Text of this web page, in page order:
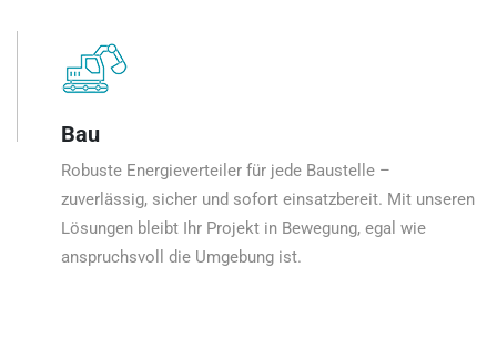
Bau
Robuste Energieverteiler für jede Baustelle –
zuverlässig, sicher und sofort einsatzbereit. Mit unseren
Lösungen bleibt Ihr Projekt in Bewegung, egal wie
anspruchsvoll die Umgebung ist.